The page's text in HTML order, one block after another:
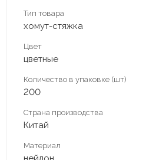
Тип товара
хомут-стяжка
Цвет
цветные
Количество в упаковке (шт)
200
Страна производства
Китай
Материал